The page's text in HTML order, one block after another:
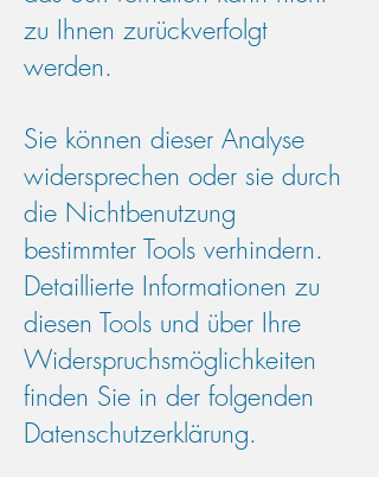
zu Ihnen zurückverfolgt
werden.
Sie können dieser Analyse
widersprechen oder sie durch
die Nichtbenutzung
bestimmter Tools verhindern.
Detaillierte Informationen zu
diesen Tools und über Ihre
Widerspruchsmöglichkeiten
finden Sie in der folgenden
Datenschutzerklärung.